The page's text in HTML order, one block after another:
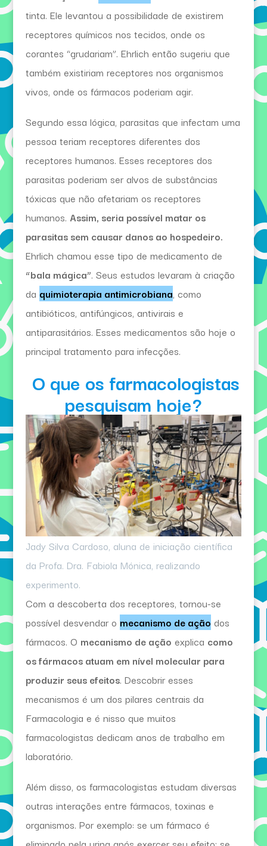
tinta. Ele levantou a possibilidade de existirem
receptores químicos nos tecidos, onde os
corantes “grudariam”. Ehrlich então sugeriu que
também existiriam receptores nos organismos
vivos, onde os fármacos poderiam agir.
Segundo essa lógica, parasitas que infectam uma
pessoa teriam receptores diferentes dos
receptores humanos. Esses receptores dos
parasitas poderiam ser alvos de substâncias
tóxicas que não afetariam os receptores
humanos. Assim, seria possível matar os
parasitas sem causar danos ao hospedeiro.
Ehrlich chamou esse tipo de medicamento de
“bala mágica”. Seus estudos levaram à criação
da quimioterapia antimicrobiana, como
antibióticos, antifúngicos, antivirais e
antiparasitários. Esses medicamentos são hoje o
principal tratamento para infecções.
O que os farmacologistas
pesquisam hoje?
Jady Silva Cardoso, aluna de iniciação científica
da Profa. Dra. Fabiola Mónica, realizando
experimento.
Com a descoberta dos receptores, tornou-se
possível desvendar o mecanismo de ação dos
fármacos. O mecanismo de ação explica como
os fármacos atuam em nível molecular para
produzir seus efeitos. Descobrir esses
mecanismos é um dos pilares centrais da
Farmacologia e é nisso que muitos
farmacologistas dedicam anos de trabalho em
laboratório.
Além disso, os farmacologistas estudam diversas
outras interações entre fármacos, toxinas e
organismos. Por exemplo: se um fármaco é